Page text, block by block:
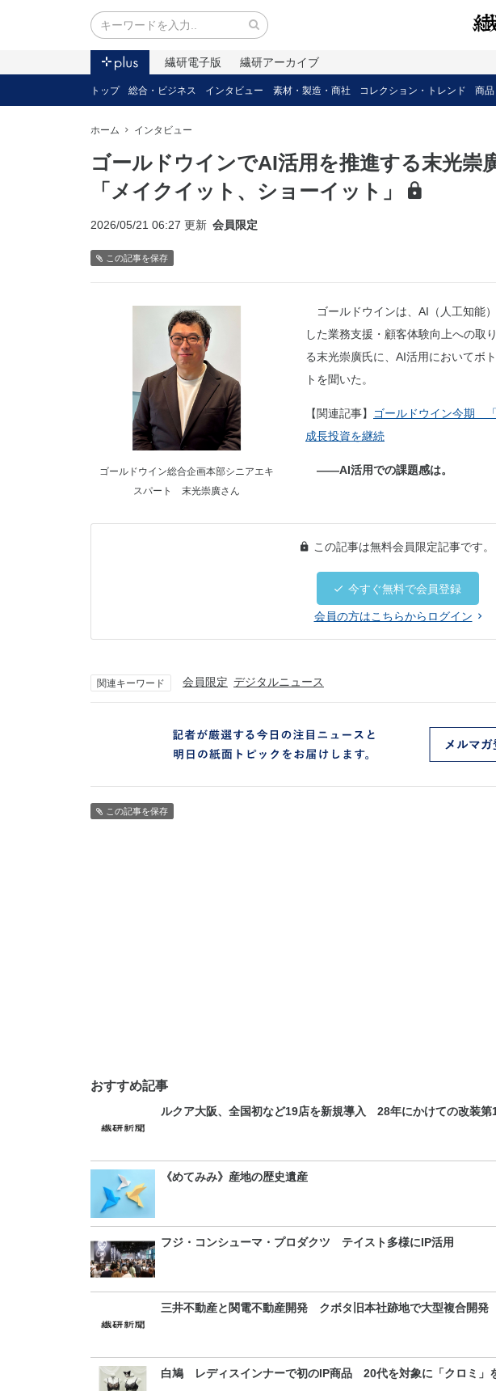
繊研電子版 繊研アーカイブ
トップ 総合・ビジネス インタビュー 素材・製造・商社 コレクション・トレンド 商品
ホーム インタビュー
ゴールドウインでAI活用を推進する末光
「メイクイット、ショーイット」
2026/05/21 06:27 更新 会員限定
この記事を保存
ゴールドウイン総合企画本部シニアエキ
スパート 末光崇廣さん
ゴールドウインは、AI（人工知能
した業務支援・顧客体験向上への取
る末光崇廣氏に、AI活用においてボ
トを聞いた。
【関連記事】 ゴールドウイン今期 「
成長投資を継続
――AI活用での課題感は。
この記事は無料会員限定記事です。
今すぐ無料で会員登録
会員の方はこちらからログイン
関連キーワード 会員限定 デジタルニュース
この記事を保存
おすすめ記事
ルクア大阪、全国初など19店を新規導入 28年にかけての改装第
《めてみみ》産地の歴史遺産
フジ・コンシューマ・プロダクツ テイスト多様にIP活用
三井不動産と関電不動産開発 クボタ旧本社跡地で大型複合開
白鳩 レディスインナーで初のIP商品 20代を対象に「クロミ」